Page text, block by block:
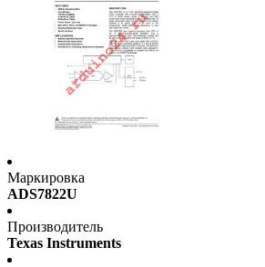
Маркировка
ADS7822U
Производитель
Texas Instruments